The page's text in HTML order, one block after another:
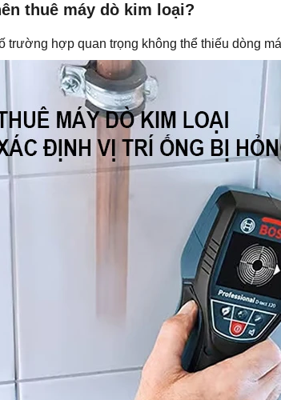
thuê máy dò kim loại?
trường hợp quan trọng không thể thiếu dòng